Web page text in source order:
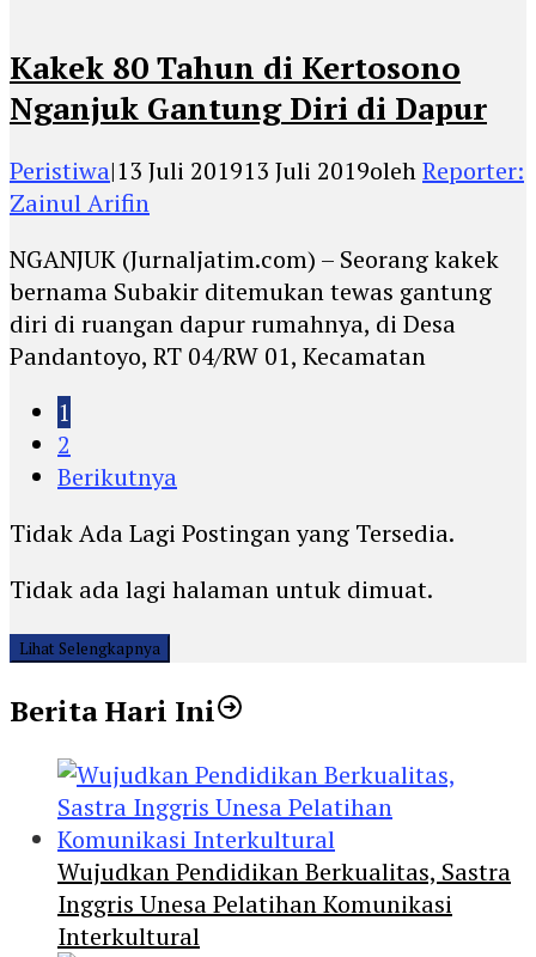
Kakek 80 Tahun di Kertosono
Nganjuk Gantung Diri di Dapur
Peristiwa|13 Juli 201913 Juli 2019olehReporter:
Zainul Arifin
NGANJUK (Jurnaljatim.com) – Seorang kakek
bernama Subakir ditemukan tewas gantung
diri di ruangan dapur rumahnya, di Desa
Pandantoyo, RT 04/RW 01, Kecamatan
1
2
Berikutnya
Tidak Ada Lagi Postingan yang Tersedia.
Tidak ada lagi halaman untuk dimuat.
Lihat Selengkapnya
Berita Hari Ini
Wujudkan Pendidikan Berkualitas, Sastra
Inggris Unesa Pelatihan Komunikasi
Interkultural